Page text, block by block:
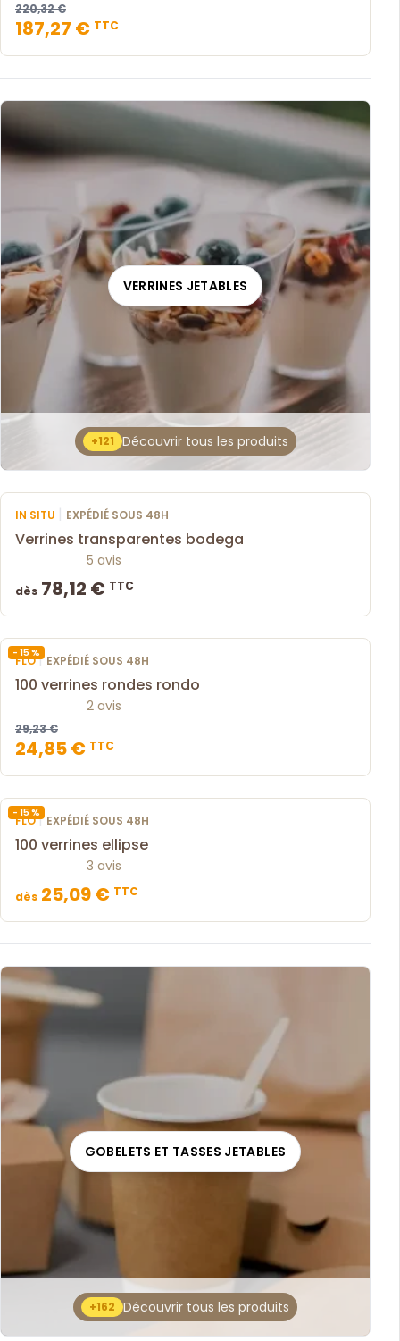
220,32 €
187,27 € TTC
VERRINES JETABLES
+121 Découvrir tous les produits
IN SITU | EXPÉDIÉ SOUS 48H
Verrines transparentes bodega
5 avis
dès 78,12 € TTC
- 15 %
FLO| EXPÉDIÉ SOUS 48H
100 verrines rondes rondo
2 avis
29,23 €
24,85 € TTC
- 15 %
FLO| EXPÉDIÉ SOUS 48H
100 verrines ellipse
3 avis
dès 25,09 € TTC
GOBELETS ET TASSES JETABLES
+162 Découvrir tous les produits